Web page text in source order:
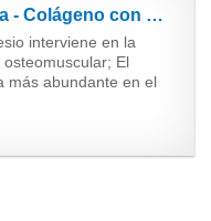
Ana Maria Lajusticia - Colágeno con magnesio – 900 comprimidos articulaciones fuertes y piel...
interviene en la
El
más abundante en el